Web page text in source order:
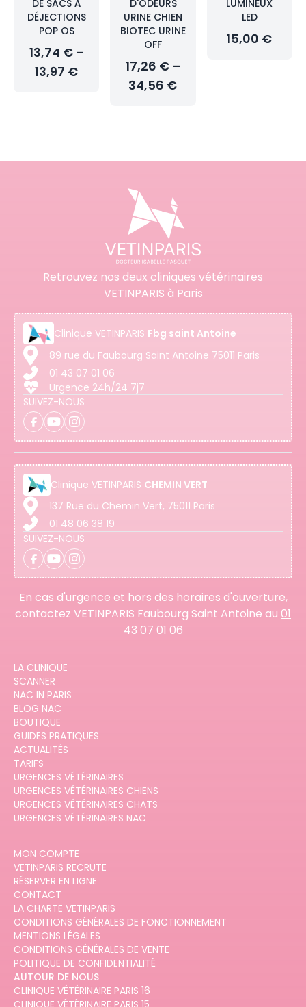
DE SACS À
DÉJECTIONS
POP OS
13,74 € –
13,97 €
D'ODEURS
URINE CHIEN
BIOTEC URINE
OFF
17,26 € –
34,56 €
LUMINEUX
LED
15,00 €
Retrouvez nos deux cliniques vétérinaires
VETINPARIS à Paris
Clinique VETINPARIS Fbg saint Antoine
89 rue du Faubourg Saint Antoine 75011 Paris
01 43 07 01 06
Urgence 24h/24 7j7
SUIVEZ-NOUS
Clinique VETINPARIS CHEMIN VERT
137 Rue du Chemin Vert, 75011 Paris
01 48 06 38 19
SUIVEZ-NOUS
En cas d'urgence et hors des horaires d'ouverture,
contactez VETINPARIS Faubourg Saint Antoine au 01
43 07 01 06
LA CLINIQUE
SCANNER
NAC IN PARIS
BLOG NAC
BOUTIQUE
GUIDES PRATIQUES
ACTUALITÉS
TARIFS
URGENCES VÉTÉRINAIRES
URGENCES VÉTÉRINAIRES CHIENS
URGENCES VÉTÉRINAIRES CHATS
URGENCES VÉTÉRINAIRES NAC
MON COMPTE
VETINPARIS RECRUTE
RÉSERVER EN LIGNE
CONTACT
LA CHARTE VETINPARIS
CONDITIONS GÉNÉRALES DE FONCTIONNEMENT
MENTIONS LÉGALES
CONDITIONS GÉNÉRALES DE VENTE
POLITIQUE DE CONFIDENTIALITÉ
AUTOUR DE NOUS
CLINIQUE VÉTÉRINAIRE PARIS 16